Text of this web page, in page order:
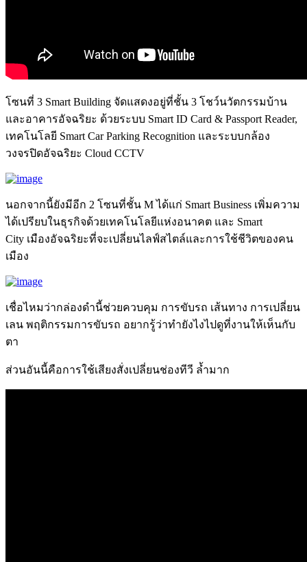
โซนที่ 3 Smart Building จัดแสดงอยู่ที่ชั้น 3 โชว์นวัตกรรมบ้าน
และอาคารอัจฉริยะ ด้วยระบบ Smart ID Card & Passport Reader,
เทคโนโลยี Smart Car Parking Recognition และระบบกล้อง
วงจรปิดอัจฉริยะ Cloud CCTV
นอกจากนี้ยังมีอีก 2 โซนที่ชั้น M ได้แก่ Smart Business เพิ่มความ
ได้เปรียบในธุรกิจด้วยเทคโนโลยีแห่งอนาคต และ Smart
City เมืองอัจฉริยะที่จะเปลี่ยนไลฟ์สไตล์และการใช้ชีวิตของคน
เมือง
เชื่อไหมว่ากล่องดำนี้ช่วยควบคุม การขับรถ เส้นทาง การเปลี่ยน
เลน พฤติกรรมการขับรถ อยากรู้ว่าทำยังไงไปดูที่งานให้เห็นกับ
ตา
ส่วนอันนี้คือการใช้เสียงสั่งเปลี่ยนช่องทีวี ล้ำมาก